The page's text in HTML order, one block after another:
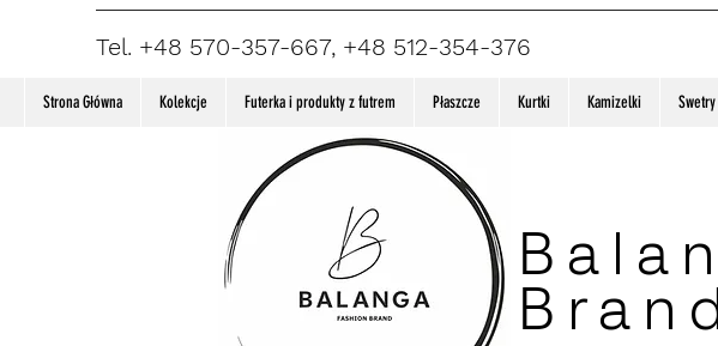
Tel. +48 570-357-667, +48 512-354-376
Strona Główna Kolekcje Futerka i produkty z futrem Płaszcze Kurtki Kamizelki